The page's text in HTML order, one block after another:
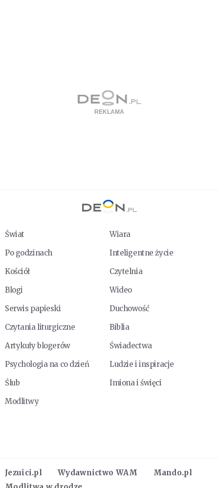
Świat
Wiara
Po godzinach
Inteligentne życie
Kościół
Czytelnia
Blogi
Wideo
Serwis papieski
Duchowość
Czytania liturgiczne
Biblia
Artykuły blogerów
Świadectwa
Psychologia na co dzień
Ludzie i inspiracje
Ślub
Imiona i święci
Modlitwy
Jezuici.pl Wydawnictwo WAM
Mando.pl